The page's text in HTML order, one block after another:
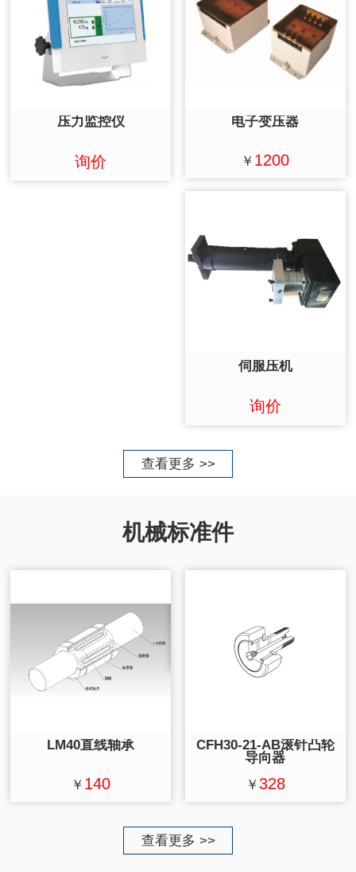
压力监控仪
询价
电子变压器
￥ 1200
伺服压机
询价
查看更多 >>
机械标准件
LM40直线轴承
￥ 140
CFH30-21-AB滚针凸轮
导向器
￥ 328
查看更多 >>